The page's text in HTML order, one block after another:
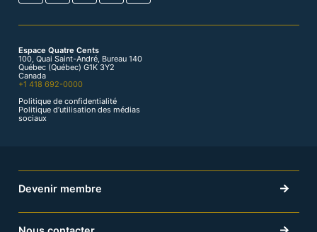
Espace Quatre Cents
100, Quai Saint-André, Bureau 140
Québec (Québec) G1K 3Y2
Canada
+1 418 692-0000
Politique de confidentialité
Politique d’utilisation des médias
sociaux
Devenir membre